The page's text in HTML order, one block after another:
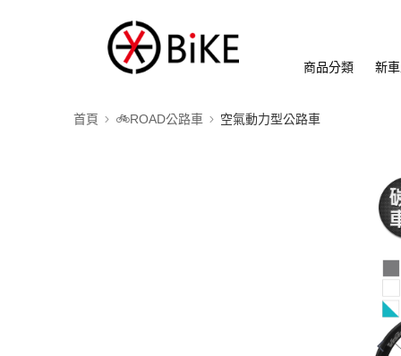
商品分類 新
首頁 🚲ROAD公路車 空氣動力型公路車